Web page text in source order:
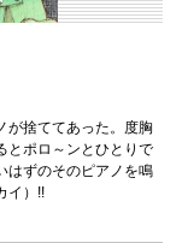
が捨ててあった。度胸
とポロ～ンとひとりで
ずのそのピアノを鳴
イ）!!